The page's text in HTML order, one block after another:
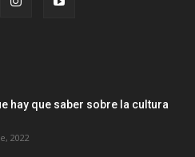
hay que saber sobre la cultura
2022